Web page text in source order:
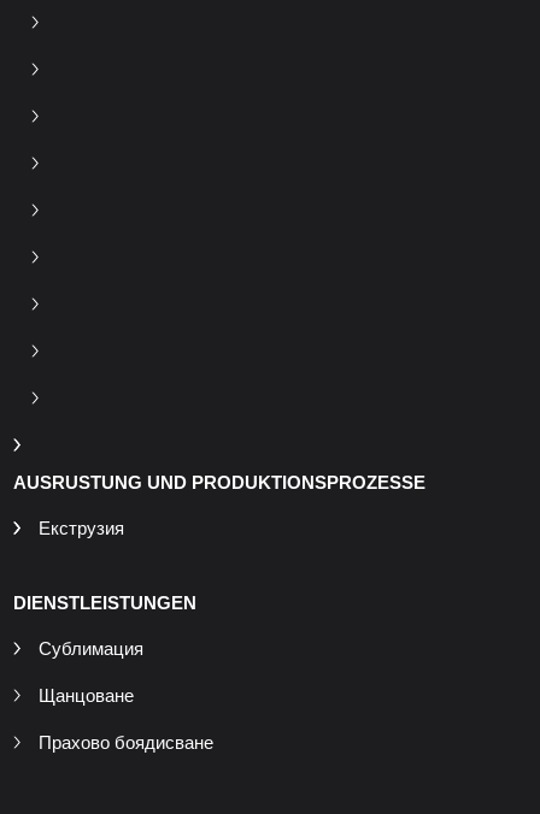
AUSRUSTUNG UND PRODUKTIONSPROZESSE
Екструзия
DIENSTLEISTUNGEN
Сублимация
Щанцоване
Прахово боядисване